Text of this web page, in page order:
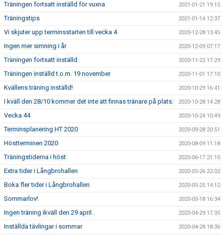
Träningen fortsatt inställd för vuxna 2021-01-21 19:15
Träningstips 2021-01-14 12:37
Vi skjuter upp terminsstarten till vecka 4 2020-12-28 13:45
Ingen mer simning i år 2020-12-09 07:17
Träningen fortsatt inställd 2020-11-22 17:29
Träningen inställd t.o.m. 19 november 2020-11-01 17:10
Kvällens träning inställd! 2020-10-29 16:41
I kväll den 28/10 kommer det inte att finnas tränare på plats. 2020-10-28 14:28
Vecka 44 2020-10-24 10:49
Terminsplanering HT 2020 2020-09-28 20:51
Höstterminen 2020 2020-08-09 11:18
Träningstiderna i höst 2020-06-17 21:10
Extra tider i Långbrohallen 2020-05-26 22:02
Boka fler tider i Långbrohallen 2020-05-25 14:12
Sommarlov! 2020-05-18 16:34
Ingen träning ikväll den 29 april. 2020-04-29 17:35
Inställda tävlingar i sommar 2020-04-28 18:36